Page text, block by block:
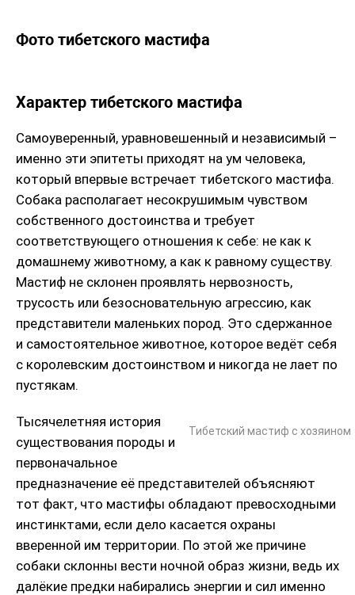
Фото тибетского мастифа
Характер тибетского мастифа
Самоуверенный, уравновешенный и независимый –
именно эти эпитеты приходят на ум человека,
который впервые встречает тибетского мастифа.
Собака располагает несокрушимым чувством
собственного достоинства и требует
соответствующего отношения к себе: не как к
домашнему животному, а как к равному существу.
Мастиф не склонен проявлять нервозность,
трусость или безосновательную агрессию, как
представители маленьких пород. Это сдержанное
и самостоятельное животное, которое ведёт себя
с королевским достоинством и никогда не лает по
пустякам.
Тибетский мастиф с хозяином
Тысячелетняя история
существования породы и
первоначальное
предназначение её представителей объясняют
тот факт, что мастифы обладают превосходными
инстинктами, если дело касается охраны
вверенной им территории. По этой же причине
собаки склонны вести ночной образ жизни, ведь их
далёкие предки набирались энергии и сил именно